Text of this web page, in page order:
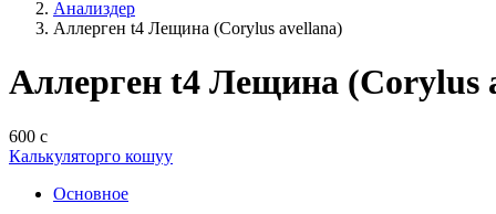
Анализдер
Аллерген t4 Лещина (Corylus avellana)
Аллерген t4 Лещина (Corylus
600 с
Калькуляторго кошуу
Основное